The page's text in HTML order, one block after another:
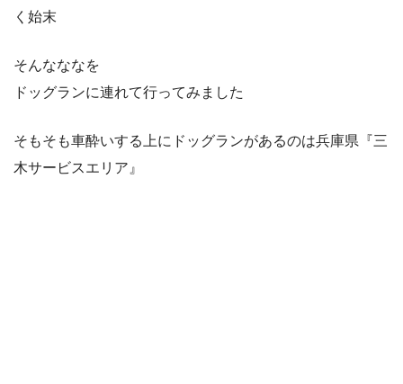
く始末
そんなななを
ドッグランに連れて行ってみました
そもそも車酔いする上にドッグランがあるのは兵庫県『三
木サービスエリア』